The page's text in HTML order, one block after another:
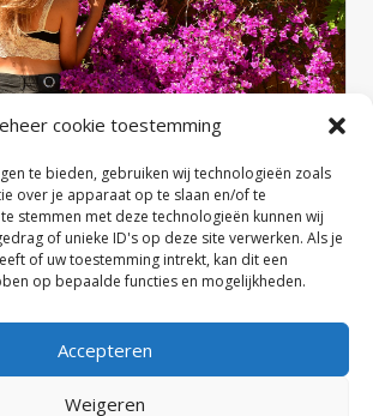
cookie toestemming
te bieden, gebruiken wij technologieën zoals
over je apparaat op te slaan en/of te
stemmen met deze technologieën kunnen wij
of unieke ID's op deze site verwerken. Als je
of uw toestemming intrekt, kan dit een
op bepaalde functies en mogelijkheden.
Accepteren
Weigeren
ervoor dat je beha
zit de hele dag door?
26, 2024|Tips